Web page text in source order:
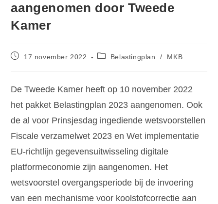
aangenomen door Tweede
Kamer
17 november 2022 Belastingplan / MKB
De Tweede Kamer heeft op 10 november 2022
het pakket Belastingplan 2023 aangenomen. Ook
de al voor Prinsjesdag ingediende wetsvoorstellen
Fiscale verzamelwet 2023 en Wet implementatie
EU-richtlijn gegevensuitwisseling digitale
platformeconomie zijn aangenomen. Het
wetsvoorstel overgangsperiode bij de invoering
van een mechanisme voor koolstofcorrectie aan